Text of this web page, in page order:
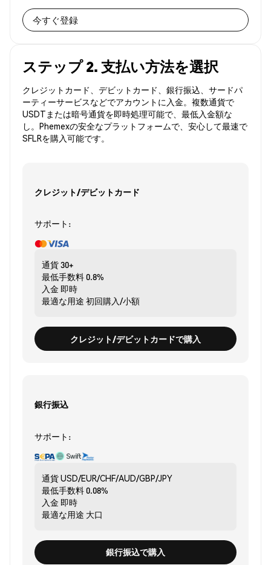
今すぐ登録
ステップ 2. 支払い方法を選択
クレジットカード、デビットカード、銀行振込、サードパ
ーティーサービスなどでアカウントに入金。複数通貨で
USDTまたは暗号通貨を即時処理可能で、最低入金額な
し。Phemexの安全なプラットフォームで、安心して最速で
SFLRを購入可能です。
クレジット/デビットカード
サポート:
通貨30+
最低手数料0.8%
入金 即時
最適な用途 初回購入/小額
クレジット/デビットカードで購入
銀行振込
サポート:
通貨USD/EUR/CHF/AUD/GBP/JPY
最低手数料0.08%
入金 即時
最適な用途 大口
銀行振込で購入